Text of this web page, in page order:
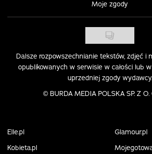
Moje zgody
Dalsze rozpowszechnianie tekstów, zdjęć i
opublikowanych w serwisie w całości lub
uprzedniej zgody wydawcy.
© BURDA MEDIA POLSKA SP. Z
Elle.pl
Glamour.pl
Kobieta.pl